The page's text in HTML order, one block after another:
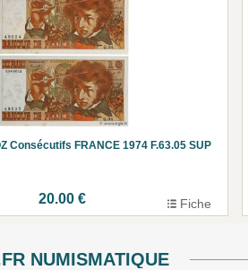
Consécutifs FRANCE 1974 F.63.05 SUP
20.00 € Fiche
NUMISMATIQUE